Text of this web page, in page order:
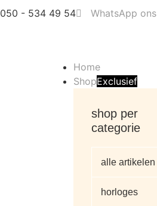
050 - 534 49 54
WhatsApp ons
Home
ShopExclusief
shop per
categorie
alle artikelen
horloges